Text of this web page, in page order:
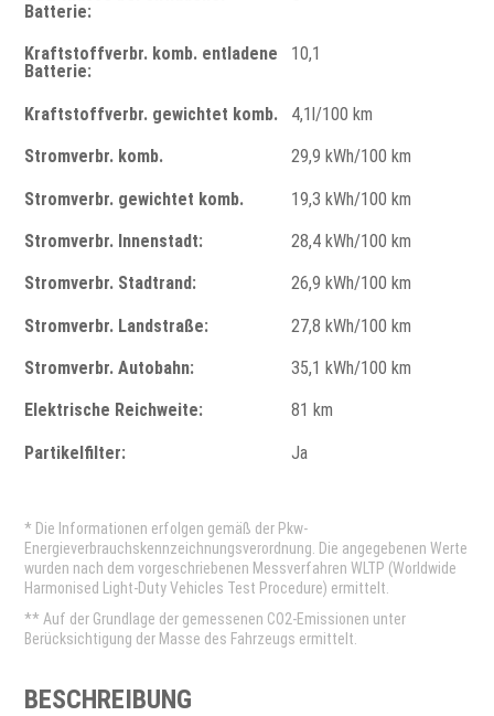
Batterie:
Kraftstoffverbr. komb. entladene
Batterie:
10,1
Kraftstoffverbr. gewichtet komb. 4,1l/100 km
Stromverbr. komb. 29,9 kWh/100 km
Stromverbr. gewichtet komb. 19,3 kWh/100 km
Stromverbr. Innenstadt: 28,4 kWh/100 km
Stromverbr. Stadtrand: 26,9 kWh/100 km
Stromverbr. Landstraße: 27,8 kWh/100 km
Stromverbr. Autobahn: 35,1 kWh/100 km
Elektrische Reichweite: 81 km
Partikelfilter: Ja
* Die Informationen erfolgen gemäß der Pkw-
Energieverbrauchskennzeichnungsverordnung. Die angegebenen Werte
wurden nach dem vorgeschriebenen Messverfahren WLTP (Worldwide
Harmonised Light-Duty Vehicles Test Procedure) ermittelt.
** Auf der Grundlage der gemessenen CO2-Emissionen unter
Berücksichtigung der Masse des Fahrzeugs ermittelt.
BESCHREIBUNG